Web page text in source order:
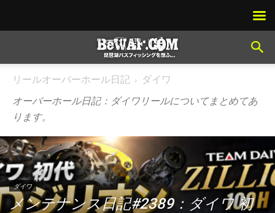
リールオーバーホール日記
ダイワ
オーバーホール日記：ダイワリールについてまとめてあ
ります。
ダイワ
メンテナンス日記#2389：ダイワ 初